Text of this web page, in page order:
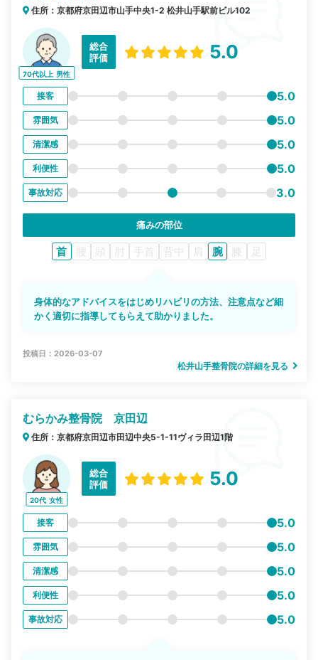
住所：京都府京田辺市山手中央1-2 松井山手駅前ビル102
70代以上 男性
総合
評価
5.0
接客 5.0
雰囲気 5.0
清潔感 5.0
利便性 5.0
事故対応 3.0
痛みの部位
首 腰 頭 肘 手首 背中 肩 腕 膝 足
身体的なアドバイスをはじめリハビリの方法、注意点など細
かく適切に指導してもらえて助かりました。
投稿日：2026-03-07
松井山手整骨院の詳細を見る
むらかみ整骨院 京田辺
住所：京都府京田辺市田辺中央5-1-11ヴィラ田辺1階
20代 女性
総合
評価
5.0
接客 5.0
雰囲気 5.0
清潔感 5.0
利便性 5.0
事故対応 5.0